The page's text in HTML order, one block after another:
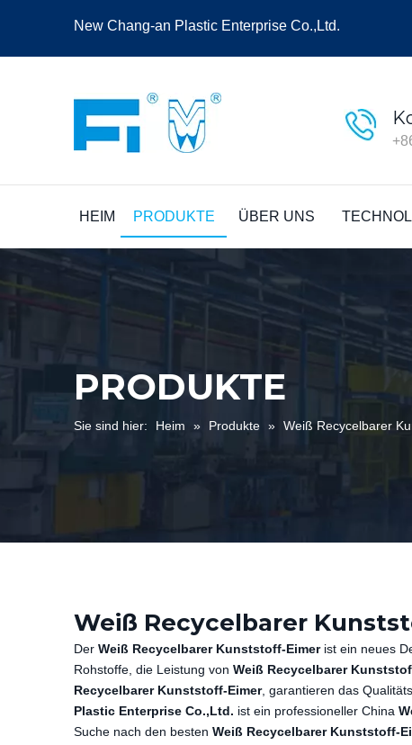
New Chang-an Plastic Enterprise Co.,Ltd.
HEIM PRODUKTE ÜBER UNS
PRODUKTE
Sie sind hier: Heim » Produkte » Weiß Recycelbarer
Weiß Recycelbarer
Der Weiß Recycelbarer Kunststoff-Eimerist ein neues
Rohstoffe, die Leistung von Weiß Recycelbarer
Recycelbarer Kunststoff-Eimer, garantieren das
Plastic Enterprise Co.,Ltd. ist ein professioneller China
Suche nach den besten Weiß Recycelbarer Kunststoff-